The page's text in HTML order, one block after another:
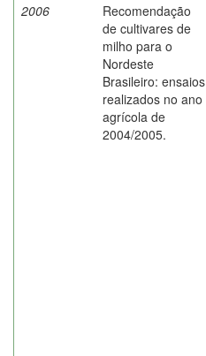
2006
Recomendação
de cultivares de
milho para o
Nordeste
Brasileiro: ensaios
realizados no ano
agrícola de
2004/2005.